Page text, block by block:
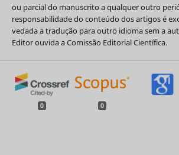
ou parcial do manuscrito a qualquer outro
responsabilidade do conteúdo dos artigos é
vedada a tradução para outro idioma sem a
Editor ouvida a Comissão Editorial Científica.
0 0